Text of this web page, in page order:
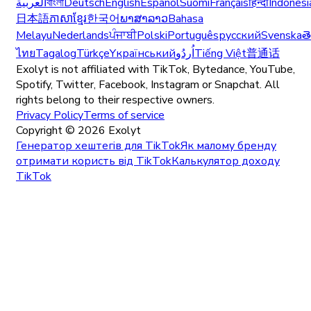
日本語ភាសាខ្មែរ한국어ພາສາລາວBahasa
MelayuNederlandsਪੰਜਾਬੀPolskiPortuguêsрусскийSvenska
ไทยTagalogTürkçeYкраїнськийاُردُوTiếng Việt普通话
Exolyt is not affiliated with TikTok, Bytedance, YouTube,
Spotify, Twitter, Facebook, Instagram or Snapchat. All
rights belong to their respective owners.
Privacy PolicyTerms of service
Copyright © 2026 Exolyt
Генератор хештегів для TikTokЯк малому бренду
отримати користь від TikTokКалькулятор доходу
TikTok